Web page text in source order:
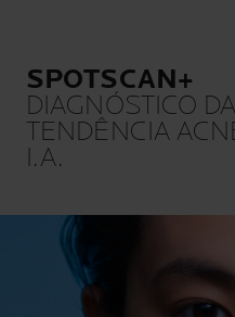
SPOTSCAN+
DIAGNÓSTICO
TENDÊNCIA
I.A.